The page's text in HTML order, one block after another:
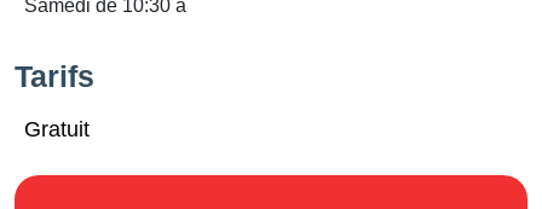
Samedi de 10:30 à
Tarifs
Gratuit